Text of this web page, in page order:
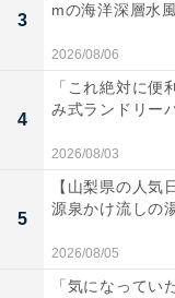
代とともに木材か
3
mの海洋深層水
2026/08/06
4
「これ絶対に便
み式ランドリー
2026/08/03
5
【山梨県の人気
源泉かけ流しの
2026/08/05
「気になって